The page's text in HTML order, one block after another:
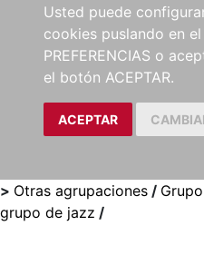
Usted puede
cookies puslando en
PREFERENCIAS o
el botón ACEPTAR.
ACEPTAR
> Otras agrupaciones /
grupo de jazz /